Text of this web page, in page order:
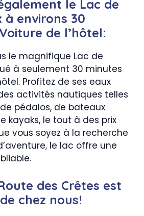
le Lac de
à environs 30
de l’hôtel:
le magnifique Lac de
à seulement 30 minutes
Profitez de ses eaux
activités nautiques telles
pédalos, de bateaux
kayaks, le tout à des prix
vous soyez à la recherche
le lac offre une
des Crêtes est
chez nous!